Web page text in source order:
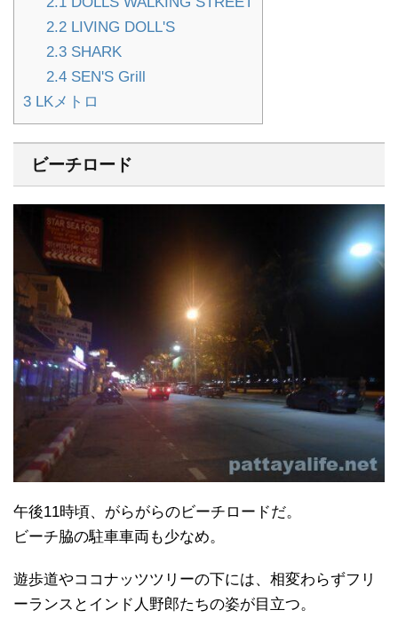
2.2LIVING DOLL'S
2.3SHARK
2.4SEN'S Grill
3 LKメトロ
ビーチロード
午後11時頃、がらがらのビーチロードだ。
ビーチ脇の駐車車両も少なめ。
遊歩道やココナッツツリーの下には、相変わらずフリ
ーランスとインド人野郎たちの姿が目立つ。